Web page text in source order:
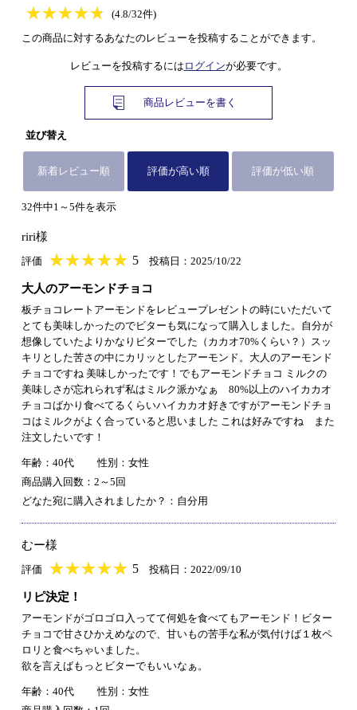
★★★★★
★★★★★
(4.8/32件)
この商品に対するあなたのレビューを投稿することができます。
レビューを投稿するには ログインが必要です。
商品レビューを書く
並び替え
新着レビュー順 評価が高い順 評価が低い順
32件中1～5件を表示
riri様
評価 ★★★★★
★★★★★ 5 投稿日：2025/10/22
大人のアーモンドチョコ
板チョコレートアーモンドをレビュープレゼントの時にいただいて
とても美味しかったのでビターも気になって購入しました。自分が
想像していたよりかなりビターでした（カカオ70%くらい？）スッ
キリとした苦さの中にカリッとしたアーモンド。大人のアーモンド
チョコですね 美味しかったです！でもアーモンドチョコ ミルクの
美味しさが忘れられず私はミルク派かなぁ 80%以上のハイカカオ
チョコばかり食べてるくらいハイカカオ好きですがアーモンドチョ
コはミルクがよく合っていると思いました これは好みですね また
注文したいです！
年齢：40代
性別：女性
商品購入回数：2～5回
どなた宛に購入されましたか？：自分用
むー様
評価 ★★★★★
★★★★★ 5 投稿日：2022/09/10
リピ決定！
アーモンドがゴロゴロ入ってて何処を食べてもアーモンド！ビター
チョコで甘さひかえめなので、甘いもの苦手な私が気付けば１枚ペ
ロリと食べちゃいました。
欲を言えばもっとビターでもいいなぁ。
年齢：40代
性別：女性